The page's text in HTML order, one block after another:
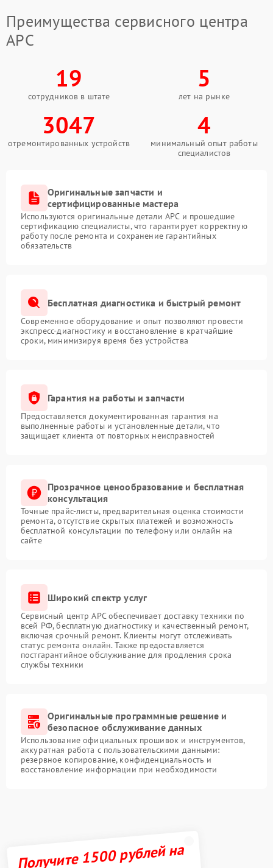
Преимущества сервисного центра
APC
19
сотрудников в штате
5
лет на рынке
3047
отремонтированных устройств
4
минимальный опыт работы
специалистов
Оригинальные запчасти и
сертифицированные мастера
Используются оригинальные детали APC и прошедшие
сертификацию специалисты, что гарантирует корректную
работу после ремонта и сохранение гарантийных
обязательств
Бесплатная диагностика и быстрый ремонт
Современное оборудование и опыт позволяют провести
экспресс-диагностику и восстановление в кратчайшие
сроки, минимизируя время без устройства
Гарантия на работы и запчасти
Предоставляется документированная гарантия на
выполненные работы и установленные детали, что
защищает клиента от повторных неисправностей
Прозрачное ценообразование и бесплатная
консультация
Точные прайс-листы, предварительная оценка стоимости
ремонта, отсутствие скрытых платежей и возможность
бесплатной консультации по телефону или онлайн на
сайте
Широкий спектр услуг
Сервисный центр APC обеспечивает доставку техники по
всей РФ, бесплатную диагностику и качественный ремонт,
включая срочный ремонт. Клиенты могут отслеживать
статус ремонта онлайн. Также предоставляется
постгарантийное обслуживание для продления срока
службы техники
Оригинальные программные решение и
безопасное обслуживание данных
Использование официальных прошивок и инструментов,
аккуратная работа с пользовательскими данными:
резервное копирование, конфиденциальность и
восстановление информации при необходимости
Получите 1500 рублей на